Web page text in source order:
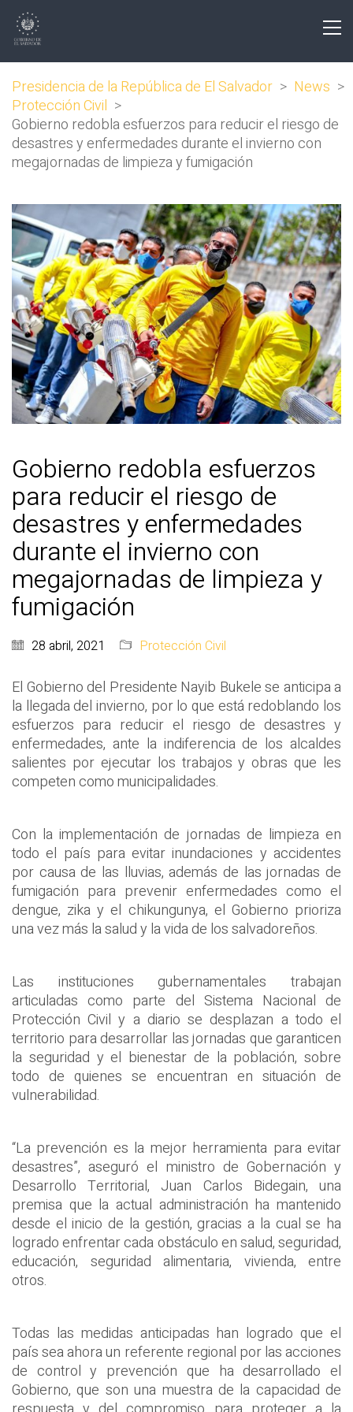
Presidencia de la República de El Salvador > News >
Protección Civil >
Gobierno redobla esfuerzos para reducir el riesgo de
desastres y enfermedades durante el invierno con
megajornadas de limpieza y fumigación
Gobierno redobla esfuerzos
para reducir el riesgo de
desastres y enfermedades
durante el invierno con
megajornadas de limpieza y
fumigación
28 abril, 2021 Protección Civil
El Gobierno del Presidente Nayib Bukele se anticipa a
la llegada del invierno, por lo que está redoblando los
esfuerzos para reducir el riesgo de desastres y
enfermedades, ante la indiferencia de los alcaldes
salientes por ejecutar los trabajos y obras que les
competen como municipalidades.
Con la implementación de jornadas de limpieza en
todo el país para evitar inundaciones y accidentes
por causa de las lluvias, además de las jornadas de
fumigación para prevenir enfermedades como el
dengue, zika y el chikungunya, el Gobierno prioriza
una vez más la salud y la vida de los salvadoreños.
Las instituciones gubernamentales trabajan
articuladas como parte del Sistema Nacional de
Protección Civil y a diario se desplazan a todo el
territorio para desarrollar las jornadas que garanticen
la seguridad y el bienestar de la población, sobre
todo de quienes se encuentran en situación de
vulnerabilidad.
“La prevención es la mejor herramienta para evitar
desastres”, aseguró el ministro de Gobernación y
Desarrollo Territorial, Juan Carlos Bidegain, una
premisa que la actual administración ha mantenido
desde el inicio de la gestión, gracias a la cual se ha
logrado enfrentar cada obstáculo en salud, seguridad,
educación, seguridad alimentaria, vivienda, entre
otros.
Todas las medidas anticipadas han logrado que el
país sea ahora un referente regional por las acciones
de control y prevención que ha desarrollado el
Gobierno, que son una muestra de la capacidad de